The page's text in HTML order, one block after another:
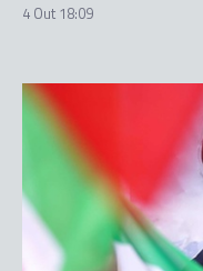
4 Out 18:09